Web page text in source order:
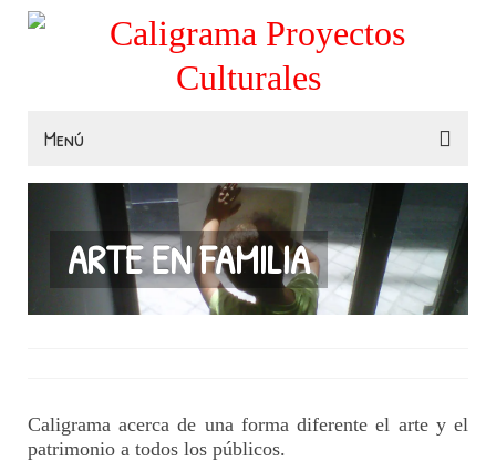
Menú
Familias
Colegios
Museos e Instituciones
ARTE EN FAMILIA
Caligrama acerca de una forma diferente el arte y el
patrimonio a todos los públicos.